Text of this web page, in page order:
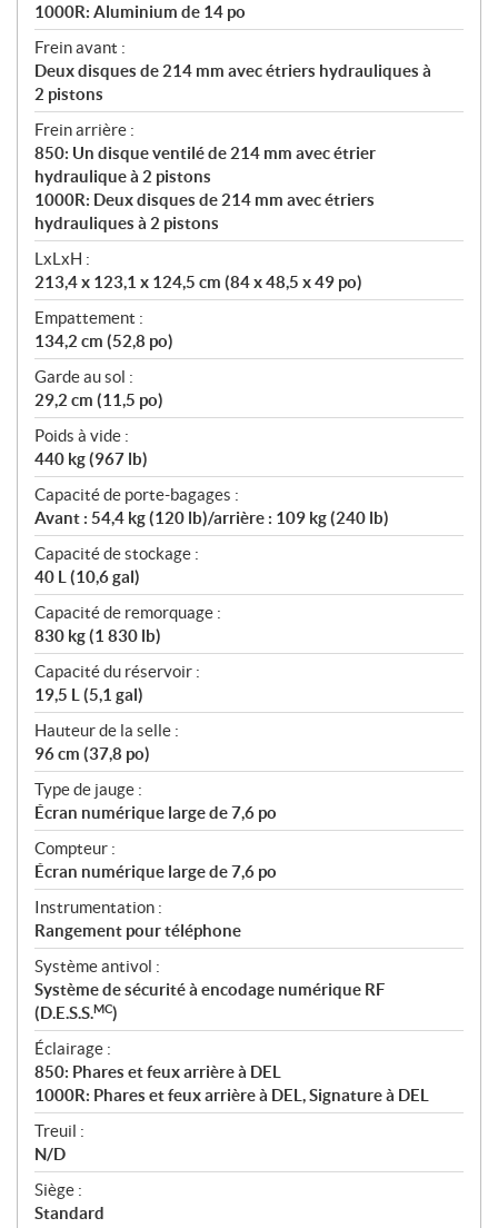
1000R: Aluminium de 14 po
Frein avant :
Deux disques de 214 mm avec étriers hydrauliques à
2 pistons
Frein arrière :
850: Un disque ventilé de 214 mm avec étrier
hydraulique à 2 pistons
1000R: Deux disques de 214 mm avec étriers
hydrauliques à 2 pistons
LxLxH :
213,4 x 123,1 x 124,5 cm (84 x 48,5 x 49 po)
Empattement :
134,2 cm (52,8 po)
Garde au sol :
29,2 cm (11,5 po)
Poids à vide :
440 kg (967 lb)
Capacité de porte-bagages :
Avant : 54,4 kg (120 lb)/arrière : 109 kg (240 lb)
Capacité de stockage :
40 L (10,6 gal)
Capacité de remorquage :
830 kg (1 830 lb)
Capacité du réservoir :
19,5 L (5,1 gal)
Hauteur de la selle :
96 cm (37,8 po)
Type de jauge :
Écran numérique large de 7,6 po
Compteur :
Écran numérique large de 7,6 po
Instrumentation :
Rangement pour téléphone
Système antivol :
Système de sécurité à encodage numérique RF
(D.E.S.S.MC)
Éclairage :
850: Phares et feux arrière à DEL
1000R: Phares et feux arrière à DEL, Signature à DEL
Treuil :
N/D
Siège :
Standard